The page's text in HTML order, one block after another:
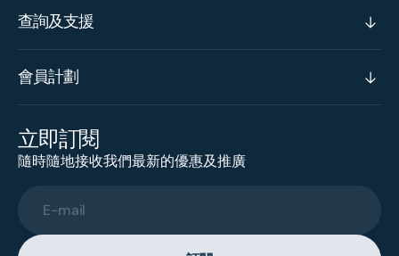
查詢及支援
會員計劃
立即訂閱
隨時隨地接收我們最新的優惠及推廣
E-mail